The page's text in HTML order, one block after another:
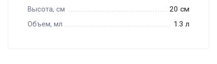
Высота, см 20 см
Объем, мл 1.3 л